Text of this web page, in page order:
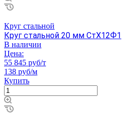
Круг стальной
Круг стальной 20 мм СтХ12Ф1
В наличии
Цена:
55 845 руб/т
138 руб/м
Купить